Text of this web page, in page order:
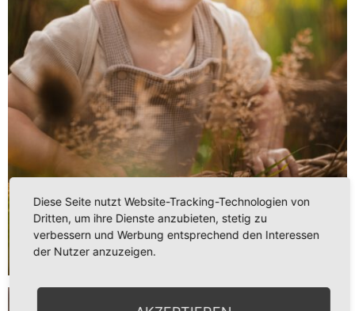
Diese Seite nutzt Website-Tracking-Technologien von
Dritten, um ihre Dienste anzubieten, stetig zu
verbessern und Werbung entsprechend den Interessen
der Nutzer anzuzeigen.